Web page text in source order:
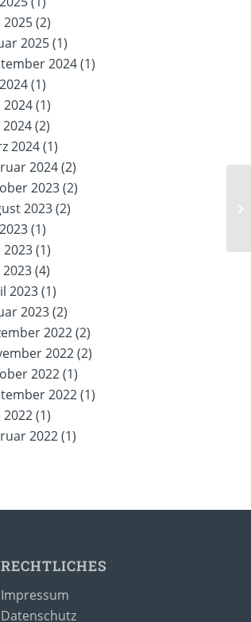
2025(2)
2025(1)
2024(1)
(1)
2024(1)
2024(2)
2024(1)
2024(2)
2023(2)
2023(2)
(1)
2023(1)
2023(4)
2023(1)
2023(2)
2022(2)
2022(2)
2022(1)
2022(1)
2022(1)
2022(1)
RECHTLICHES
Impressum
Datenschutz